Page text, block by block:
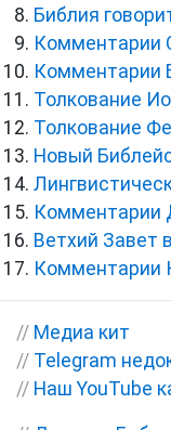
Библия
Комментарии
Комментарии
Толкование
Толкование
Новый
Комментарии
Ветхий Завет
Комментарии
// Медиа кит
// Telegram
// Наш YouTube